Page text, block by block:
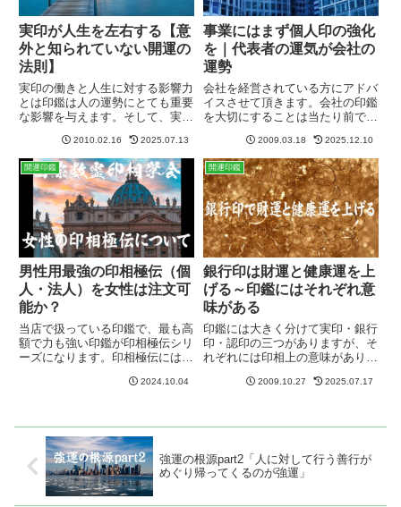
実印が人生を左右する【意
外と知られていない開運の
法則】
実印の働きと人生に対する影響力
とは印鑑は人の運勢にとても重要
な影響を与えます。そして、実
に運気に影響を与えるのが”実
印”になります。「実印は使わな
いから」等の理由で実印を持たな
い人も多いのですが、これは大変
な問...
2010.02.16 2025.07.13
事業にはまず個人印の強化
を｜代表者の運気が会社の
運勢
会社を経営されている方にアドバ
イスさせて頂きます。会社の印鑑
を大切にすることは当たり前です
する必要があります。何故なら、
会社の運気は、イコール経営者の
運気と連動しているからです。会
社の名前だけで組織の運が決ま
る...
2009.03.18 2025.12.10
開運印鑑
男性用最強の印相極伝（個
人・法人）を女性は注文可
能か？
当店で扱っている印鑑で、最も高
額で力も強い印鑑が印相極伝シリ
ーズになります。印相極伝には下
相極伝シリーズ男性用3本セット
同単品（代表者印・銀行印・角...
2024.10.04
開運印鑑
銀行印は財運と健康運を上
げる～印鑑にはそれぞれ意
味がある
印鑑には大きく分けて実印・銀行
印・認印の三つがありますが、そ
れぞれには印相上の意味があり、
に発揮するために数霊による寸法
り方にも規則があるものです。
2009.10.27 2025.07.17
強運の根源part2「人に対して行う善行が
めぐり帰ってくるのが強運」